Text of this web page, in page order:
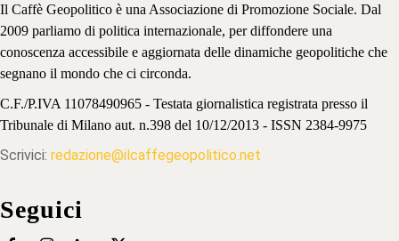
Il Caffè Geopolitico è una Associazione di Promozione Sociale. Dal
2009 parliamo di politica internazionale, per diffondere una
conoscenza accessibile e aggiornata delle dinamiche geopolitiche che
segnano il mondo che ci circonda.
C.F./P.IVA 11078490965 - Testata giornalistica registrata presso il
Tribunale di Milano aut. n.398 del 10/12/2013 - ISSN 2384-9975
Scrivici: redazione@ilcaffegeopolitico.net
Seguici